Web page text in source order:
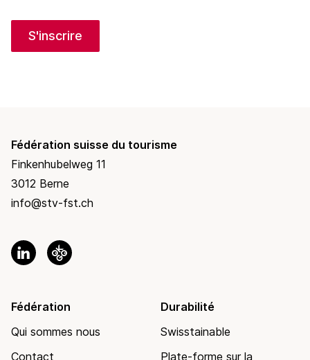
S'inscrire
Fédération suisse du tourisme
Finkenhubelweg 11
3012 Berne
info@stv-fst.ch
Fédération
Qui sommes nous
Contact
Durabilité
Swisstainable
Plate-forme sur la